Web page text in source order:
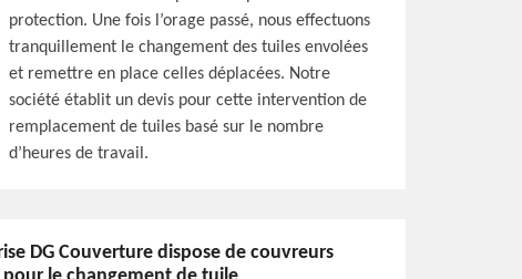
protection. Une fois l’orage passé, nous effectuons
tranquillement le changement des tuiles envolées
et remettre en place celles déplacées. Notre
société établit un devis pour cette intervention de
remplacement de tuiles basé sur le nombre
d’heures de travail.
DG Couverture dispose de couvreurs